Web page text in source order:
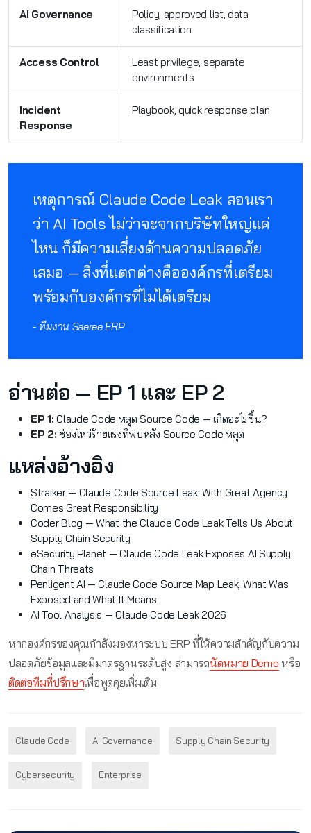
AI Governance
Policy, approved list, data
classification
Access Control
Least privilege, separate
environments
Incident
Response
Playbook, quick response plan
เหตุการณ์ Claude Code Leak สอนเรา
ว่า AI Tools ไม่ว่าจะจากบริษัทใหญ่แค่
ไหน ก็มีความเสี่ยงด้านความปลอดภัย
เสมอ — สิ่งที่แตกต่างคือองค์กรที่เตรียม
พร้อมกับองค์กรที่ไม่ได้เตรียม
- ทีมงาน Saeree ERP
อ่านต่อ — EP 1 และ EP 2
EP 1: Claude Code หลุด Source Code — เกิดอะไรขึ้น?
EP 2: ช่องโหว่ร้ายแรงที่พบหลัง Source Code หลุด
แหล่งอ้างอิง
Straiker — Claude Code Source Leak: With Great Agency
Comes Great Responsibility
Coder Blog — What the Claude Code Leak Tells Us About
Supply Chain Security
eSecurity Planet — Claude Code Leak Exposes AI Supply
Chain Threats
Penligent AI — Claude Code Source Map Leak, What Was
Exposed and What It Means
AI Tool Analysis — Claude Code Leak 2026
หากองค์กรของคุณกำลังมองหาระบบ ERP ที่ให้ความสำคัญกับความ
ปลอดภัยข้อมูลและมีมาตรฐานระดับสูง สามารถนัดหมาย Demo หรือ
ติดต่อทีมที่ปรึกษาเพื่อพูดคุยเพิ่มเติม
Claude Code AI Governance Supply Chain Security
Cybersecurity Enterprise